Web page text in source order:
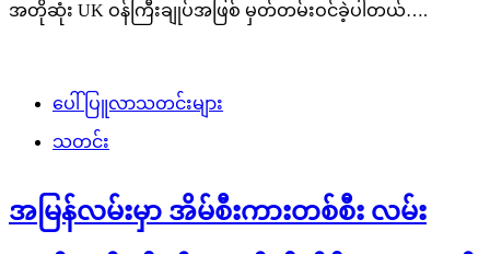
အတိုဆုံး UK ဝန်ကြီးချုပ်အဖြစ် မှတ်တမ်းဝင်ခဲ့ပါတယ်….
ပေါ်ပြူလာသတင်းများ
သတင်း
အမြန်လမ်းမှာ အိမ်စီးကားတစ်စီး လမ်း